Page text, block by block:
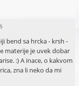
bend sa hrcka - krsh -
materije je uvek dobar
:) A inace, o kakvom
zna li neko da mi